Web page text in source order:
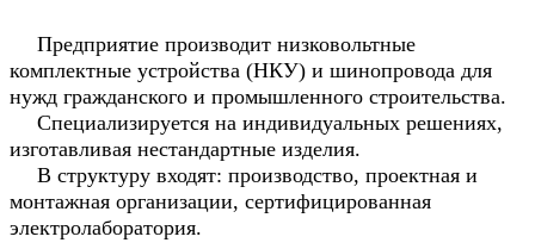
Предприятие производит низковольтные
комплектные устройства (НКУ) и шинопровода для
нужд гражданского и промышленного строительства.
Специализируется на индивидуальных решениях,
изготавливая нестандартные изделия.
В структуру входят: производство, проектная и
монтажная организации, сертифицированная
электролаборатория.